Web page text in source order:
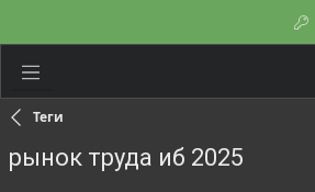
Теги
рынок труда иб 2025